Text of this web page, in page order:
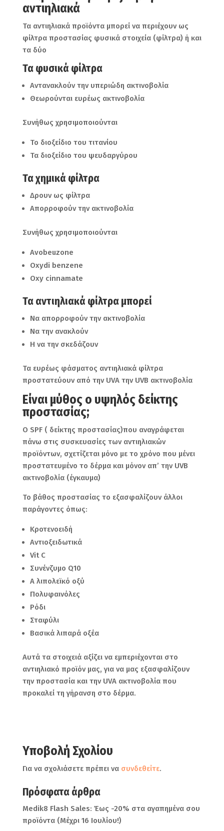
αντιηλιακά
Τα αντιηλιακά προϊόντα μπορεί να περιέχουν ως
φίλτρα προστασίας φυσικά στοιχεία (φίλτρα) ή και
τα δύο
Τα φυσικά φίλτρα
Αντανακλούν την υπεριώδη ακτινοβολία
Θεωρούνται ευρέως ακτινοβολία
Συνήθως χρησιμοποιούνται
Το διοξείδιο του τιτανίου
Τα διοξείδιο του ψευδαργύρου
Τα χημικά φίλτρα
Δρουν ως φίλτρα
Απορροφούν την ακτινοβολία
Συνήθως χρησιμοποιούνται
Avobeuzone
Oxydi benzene
Oxy cinnamate
Τα αντιηλιακά φίλτρα μπορεί
Να απορροφούν την ακτινοβολία
Να την ανακλούν
Η να την σκεδάζουν
Τα ευρέως φάσματος αντιηλιακά φίλτρα
προστατεύουν από την UVA την UVB ακτινοβολία
Είναι μύθος ο υψηλός δείκτης
προστασίας;
Ο SPF ( δείκτης προστασίας)που αναγράφεται
πάνω στις συσκευασίες των αντιηλιακών
προϊόντων, σχετίζεται μόνο με το χρόνο που μένει
προστατευμένο το δέρμα και μόνον απ’ την UVB
ακτινοβολία (έγκαυμα)
Το βάθος προστασίας το εξασφαλίζουν άλλοι
παράγοντες όπως:
Κροτενοειδή
Αντιοξειδωτικά
Vit C
Συνένζυμο Q10
Α λιπολεϊκό οξύ
Πολυφαινόλες
Ρόδι
Σταφύλι
Βασικά λιπαρά οξέα
Αυτά τα στοιχειά αξίζει να εμπεριέχονται στο
αντιηλιακό προϊόν μας, για να μας εξασφαλίζουν
την προστασία και την UVA ακτινοβολία που
προκαλεί τη γήρανση στο δέρμα.
Υποβολή Σχολίου
Για να σχολιάσετε πρέπει να συνδεθείτε.
Πρόσφατα άρθρα
Medik8 Flash Sales: Έως -20% στα αγαπημένα σου
προϊόντα (Μέχρι 16 Ιουλίου!)